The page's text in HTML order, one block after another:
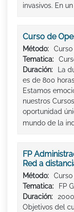
invasivos. En
Curso de
Método:
Tematica:
Duración:
La
es de 800
Estamos
nuestros
oportunidad
mundo de la
FP
Red a
Método:
Curso
Tematica:
FP
Duración:
Objetivos del